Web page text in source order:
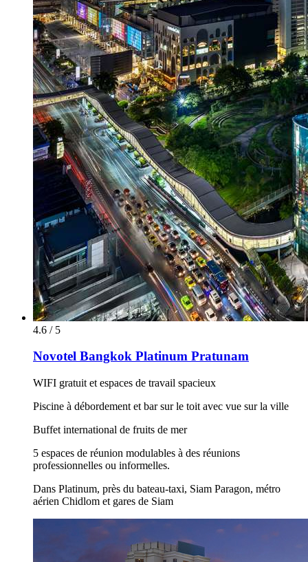
4.6 / 5
Novotel Bangkok Platinum Pratunam
WIFI gratuit et espaces de travail spacieux
Piscine à débordement et bar sur le toit avec vue sur la ville
Buffet international de fruits de mer
5 espaces de réunion modulables à des réunions
professionnelles ou informelles.
Dans Platinum, près du bateau-taxi, Siam Paragon, métro
aérien Chidlom et gares de Siam